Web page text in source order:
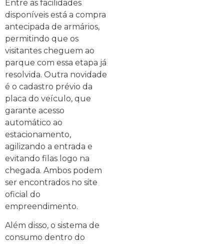
Entre as facilidades
disponíveis está a compra
antecipada de armários,
permitindo que os
visitantes cheguem ao
parque com essa etapa já
resolvida. Outra novidade
é o cadastro prévio da
placa do veículo, que
garante acesso
automático ao
estacionamento,
agilizando a entrada e
evitando filas logo na
chegada. Ambos podem
ser encontrados no site
oficial do
empreendimento.
Além disso, o sistema de
consumo dentro do